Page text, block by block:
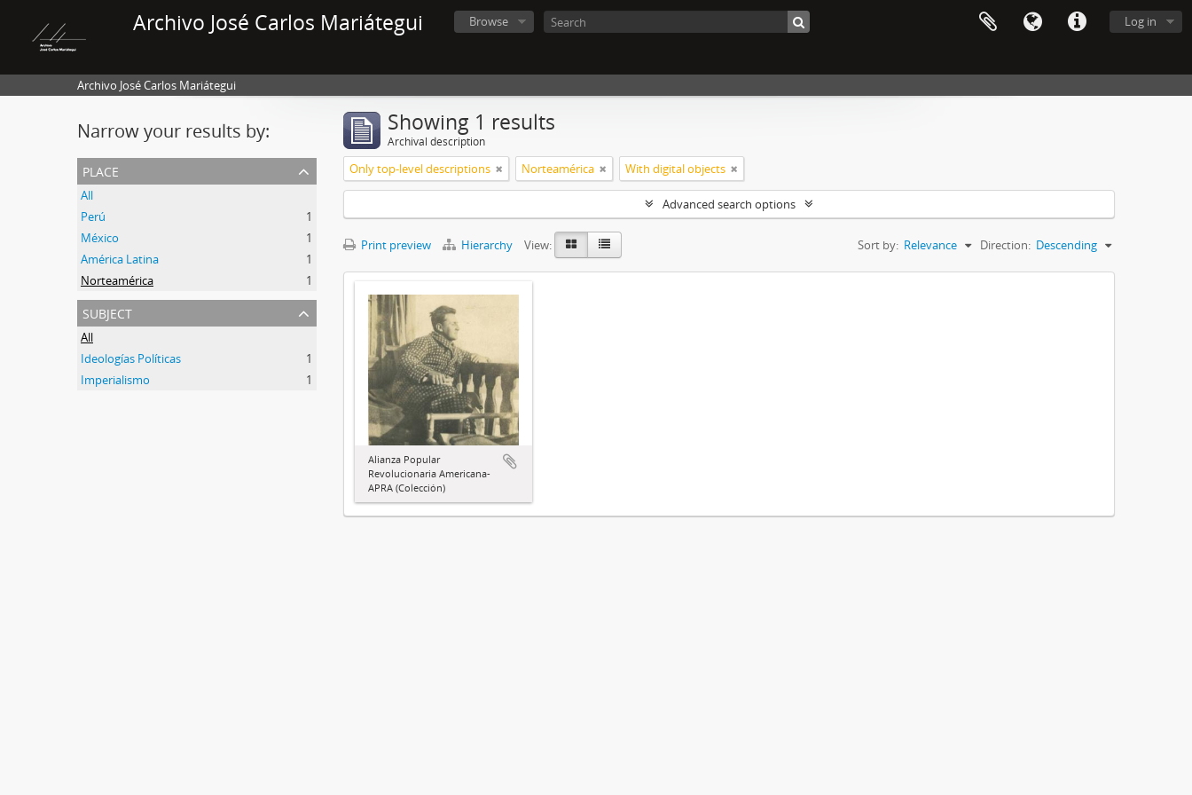
Archivo José Carlos Mariátegui Log in
Browse
Archivo José Carlos Mariátegui
Narrow your results by:
place
All
Perú
1
México
1
América Latina
1
Norteamérica
1
subject
All
Ideologías Políticas
1
Imperialismo
1
Showing 1 results
Archival description
Only top-level descriptions Norteamérica With digital objects
Advanced search options
Print preview Hierarchy View: Sort by: Relevance Direction: Descending
Alianza Popular
Revolucionaria Americana-
APRA (Colección)